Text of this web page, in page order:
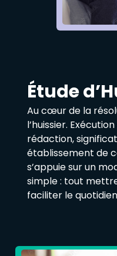
Étude
Au cœur de la
l’huissier.
rédaction,
établissement de
s’appuie sur un
simple : tout
faciliter le